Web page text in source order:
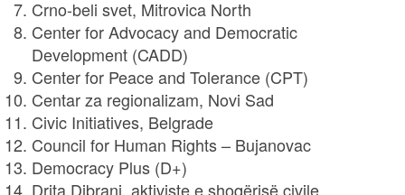
Crno-beli svet, Mitrovica North
Center for Advocacy and Democratic
Development (CADD)
Center for Peace and Tolerance (CPT)
Centar za regionalizam, Novi Sad
Civic Initiatives, Belgrade
Council for Human Rights – Bujanovac
Democracy Plus (D+)
Drita Dibrani, aktiviste e shoqërisë civile